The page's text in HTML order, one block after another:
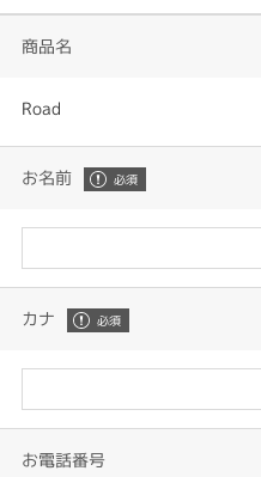
商品名
Road
お名前
カナ
お電話番号